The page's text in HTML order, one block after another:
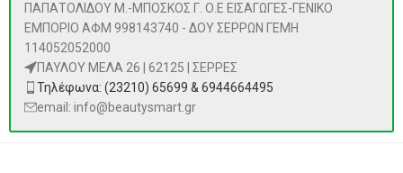
ΠΑΠΑΤΟΛΙΔΟΥ Μ.-ΜΠΟΣΚΟΣ Γ. Ο.Ε ΕΙΣΑΓΩΓΕΣ-ΓΕΝΙΚΟ
ΕΜΠΟΡΙΟ ΑΦΜ 998143740 - ΔΟΥ ΣΕΡΡΩΝ ΓΕΜΗ
114052052000
ΠΑΥΛΟΥ ΜΕΛΑ 26 | 62125 | ΣΕΡΡΕΣ
Τηλέφωνα: (23210) 65699 & 6944664495
email: info@beautysmart.gr